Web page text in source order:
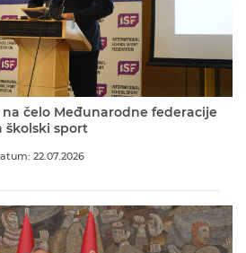
čelo Međunarodne federacije
školski sport
22.07.2026